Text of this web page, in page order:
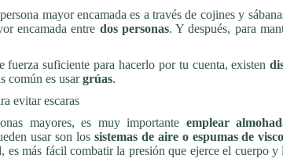
mayor encamada es a través de cojines y
encamada entre dos personas. Y después, para
fuerza suficiente para hacerlo por tu cuenta, existen
común es usargrúas.
evitar escaras
mayores, es muy importante emplear
usar son los sistemas de aire o espumas de
más fácil combatir la presión que ejerce el cuerpo y